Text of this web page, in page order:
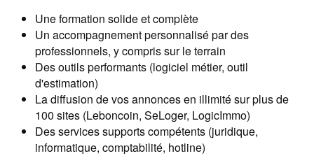
Une formation solide et complète
Un accompagnement personnalisé par des
professionnels, y compris sur le terrain
Des outils performants (logiciel métier, outil
d'estimation)
La diffusion de vos annonces en illimité sur plus de
100 sites (Leboncoin, SeLoger, LogicImmo)
Des services supports compétents (juridique,
informatique, comptabilité, hotline)